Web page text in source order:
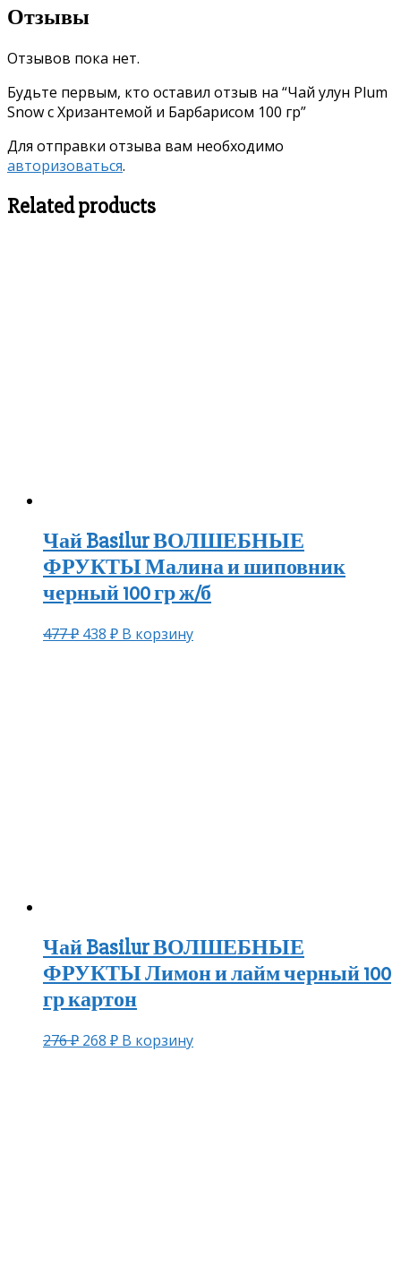
Отзывы
Отзывов пока нет.
Будьте первым, кто оставил отзыв на “Чай улун Plum
Snow с Хризантемой и Барбарисом 100 гр”
Для отправки отзыва вам необходимо
авторизоваться.
Related products
Чай Basilur ВОЛШЕБНЫЕ
ФРУКТЫ Малина и шиповник
черный 100 гр ж/б
477₽ 438 ₽ В корзину
Чай Basilur ВОЛШЕБНЫЕ
ФРУКТЫ Лимон и лайм черный 100
гр картон
276₽ 268 ₽ В корзину